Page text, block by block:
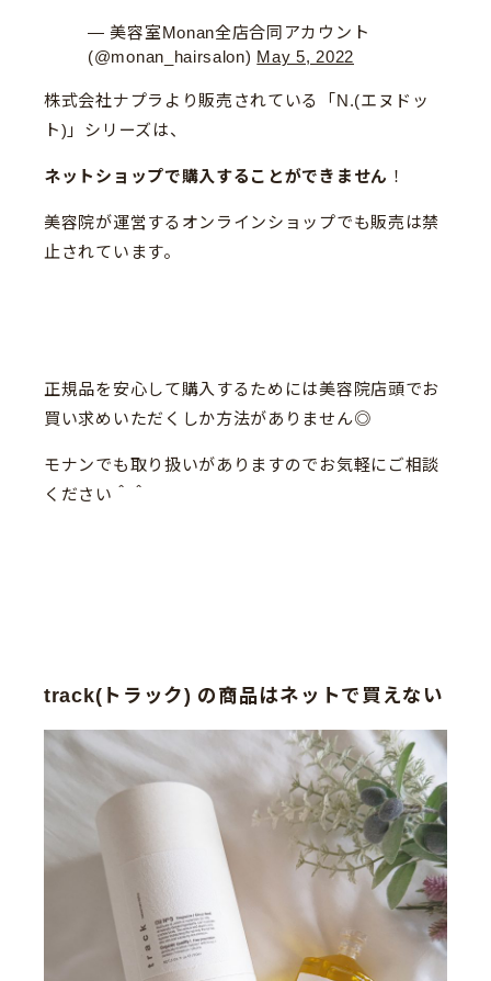
— 美容室Monan全店合同アカウント
(@monan_hairsalon) May 5, 2022
株式会社ナプラより販売されている「N.(エヌドッ
ト)」シリーズは、
ネットショップで購入することができません ！
美容院が運営するオンラインショップでも販売は禁
止されています。
正規品を安心して購入するためには美容院店頭でお
買い求めいただくしか方法がありません◎
モナンでも取り扱いがありますのでお気軽にご相談
ください＾＾
track(トラック) の商品はネットで買えない